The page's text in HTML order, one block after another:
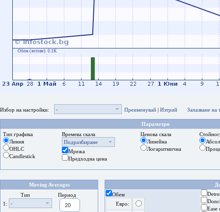
Обем (лотове): 0.1K
Избор на настройки: - Преименувай | Изтрий Запазване на
Параметри
Тип графика
Линия
OHLC
Candlestick
Времева скала
Подразбиране
Мрежа
Предходна цена
Ценова скала
Линейна
Логаритмична
Moving Averages
Тип
Период
1:
-
Обем
Евро:
Ease